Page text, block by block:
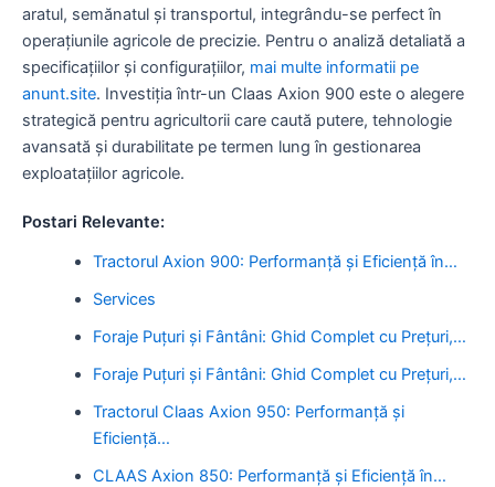
aratul, semănatul și transportul, integrându-se perfect în
operațiunile agricole de precizie. Pentru o analiză detaliată a
specificațiilor și configurațiilor, mai multe informatii pe
anunt.site. Investiția într-un Claas Axion 900 este o alegere
strategică pentru agricultorii care caută putere, tehnologie
avansată și durabilitate pe termen lung în gestionarea
exploatațiilor agricole.
Postari Relevante:
Tractorul Axion 900: Performanță și Eficiență în…
Services
Foraje Puțuri și Fântâni: Ghid Complet cu Prețuri,…
Foraje Puțuri și Fântâni: Ghid Complet cu Prețuri,…
Tractorul Claas Axion 950: Performanță și
Eficiență…
CLAAS Axion 850: Performanță și Eficiență în…